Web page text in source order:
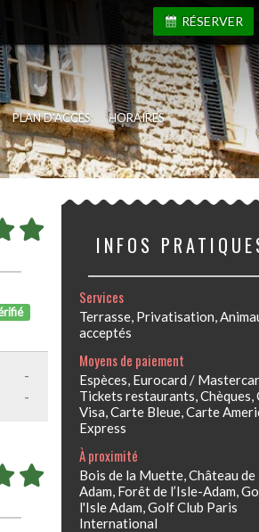
RÉSERVER
PLAN D'ACCÈS HORAIRES
-
-
INFOS
Services
Terrasse, Privatisation,
acceptés
Moyens de paiement
Espèces, Eurocard /
Tickets restaurants, Chèques,
Visa, Carte Bleue, Carte
Express
À proximité
Bois de la Muette, Château de
Adam, Forêt de l’Isle-Adam,
l'Isle Adam, Golf Club Paris
International